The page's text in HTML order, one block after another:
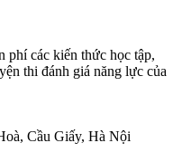
phí các kiến thức học tập,
thi đánh giá năng lực của
Cầu Giấy, Hà Nội